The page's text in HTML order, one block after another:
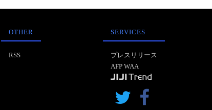
OTHER
RSS
SERVICES
プレスリリース
AFP WAA